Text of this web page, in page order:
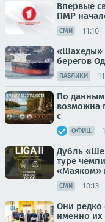
Впервые
ПМР
СМИ 11:10
«Шахеды»
берегов
ПАБЛИКИ
По данным
возможна
с
ОФИЦ.
Дубль
туре
«Маяком»
СМИ 10:13
Они редко
именно их